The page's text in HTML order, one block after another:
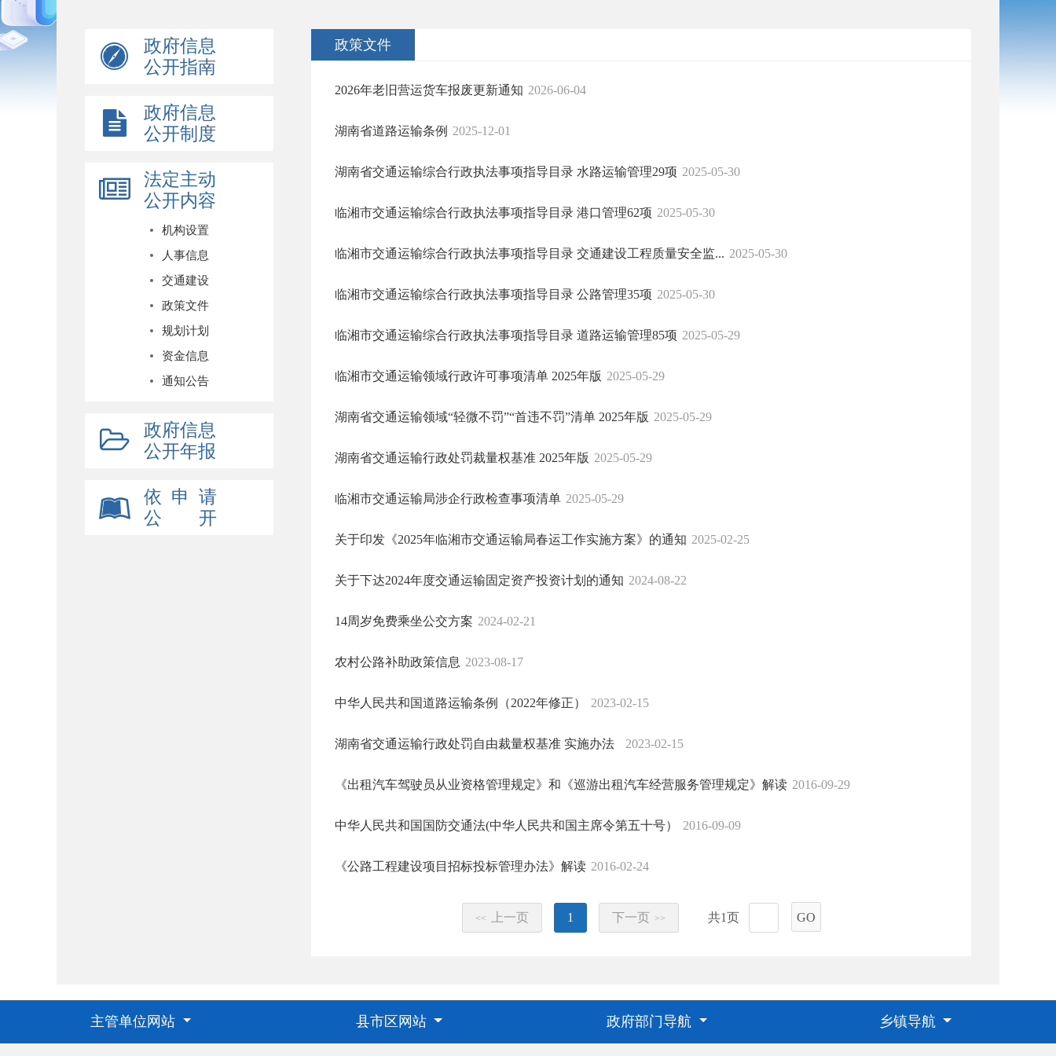
政府信息
公开指南
政府信息
公开制度
法定主动
公开内容
机构设置
人事信息
交通建设
政策文件
规划计划
资金信息
通知公告
政府信息
公开年报
依 申 请
公 开
政策文件
2026年老旧营运货车报废更新通知 2026-06-04
湖南省道路运输条例 2025-12-01
湖南省交通运输综合行政执法事项指导目录 水路运输管理29项 2025-05-30
临湘市交通运输综合行政执法事项指导目录 港口管理62项 2025-05-30
临湘市交通运输综合行政执法事项指导目录 交通建设工程质量安全监... 2025-05-30
临湘市交通运输综合行政执法事项指导目录 公路管理35项 2025-05-30
临湘市交通运输综合行政执法事项指导目录 道路运输管理85项 2025-05-29
临湘市交通运输领域行政许可事项清单 2025年版 2025-05-29
湖南省交通运输领域“轻微不罚”“首违不罚”清单 2025年版 2025-05-29
湖南省交通运输行政处罚裁量权基准 2025年版 2025-05-29
临湘市交通运输局涉企行政检查事项清单 2025-05-29
关于印发《2025年临湘市交通运输局春运工作实施方案》的通知 2025-02-25
关于下达2024年度交通运输固定资产投资计划的通知 2024-08-22
14周岁免费乘坐公交方案 2024-02-21
农村公路补助政策信息 2023-08-17
中华人民共和国道路运输条例（2022年修正） 2023-02-15
湖南省交通运输行政处罚自由裁量权基准 实施办法 2023-02-15
《出租汽车驾驶员从业资格管理规定》和《巡游出租汽车经营服务管理规定》解读 2016-09-29
中华人民共和国国防交通法(中华人民共和国主席令第五十号） 2016-09-09
《公路工程建设项目招标投标管理办法》解读 2016-02-24
<< 上一页 1 下一页 >> 共1页 GO
主管单位网站 县市区网站 政府部门导航 乡镇导航